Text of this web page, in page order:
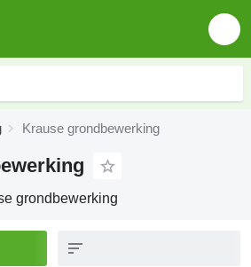
Krause grondbewerking
grondbewerking